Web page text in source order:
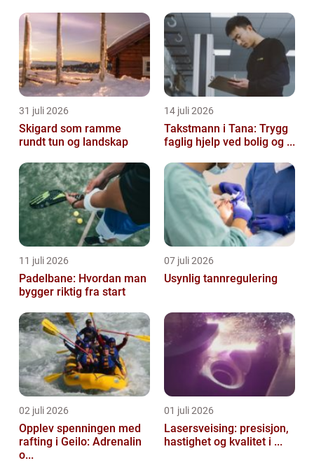
31 juli 2026
Skigard som ramme
rundt tun og landskap
14 juli 2026
Takstmann i Tana: Trygg
faglig hjelp ved bolig og ...
11 juli 2026
Padelbane: Hvordan man
bygger riktig fra start
07 juli 2026
Usynlig tannregulering
02 juli 2026
Opplev spenningen med
rafting i Geilo: Adrenalin
o...
01 juli 2026
Lasersveising: presisjon,
hastighet og kvalitet i ...